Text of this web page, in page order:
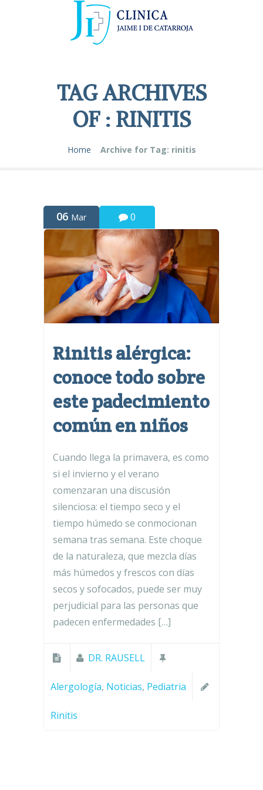
TAG ARCHIVES
OF : RINITIS
Home Archive for Tag: rinitis
06 Mar 0
Rinitis alérgica:
conoce todo sobre
este padecimiento
común en niños
Cuando llega la primavera, es como
si el invierno y el verano
comenzaran una discusión
silenciosa: el tiempo seco y el
tiempo húmedo se conmocionan
semana tras semana. Este choque
de la naturaleza, que mezcla días
más húmedos y frescos con días
secos y sofocados, puede ser muy
perjudicial para las personas que
padecen enfermedades […]
DR. RAUSELL
Alergología, Noticias, Pediatria
Rinitis